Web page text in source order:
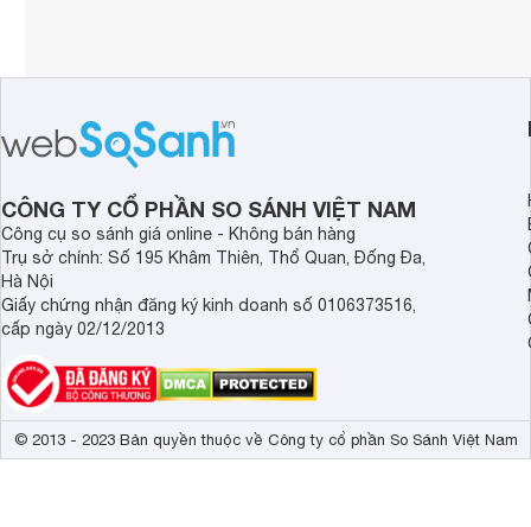
CÔNG TY CỔ PHẦN SO SÁNH VIỆT NAM
Công cụ so sánh giá online - Không bán hàng
Trụ sở chính: Số 195 Khâm Thiên, Thổ Quan, Đống Đa,
Hà Nội
Giấy chứng nhận đăng ký kinh doanh số 0106373516,
cấp ngày 02/12/2013
© 2013 - 2023 Bản quyền thuộc về Công ty cổ phần So Sánh Việt Nam